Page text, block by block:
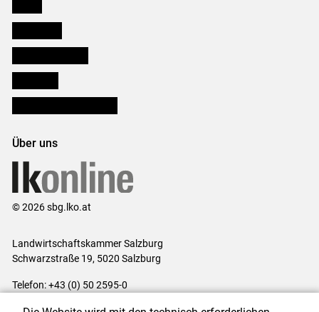
Über uns
© 2026 sbg.lko.at
Landwirtschaftskammer Salzburg
Schwarzstraße 19, 5020 Salzburg
Telefon: +43 (0) 50 2595-0